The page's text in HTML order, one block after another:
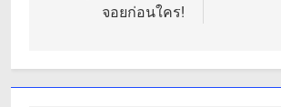
จอยก่อนใคร!